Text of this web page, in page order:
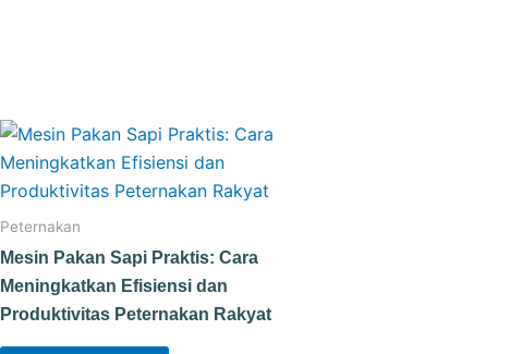
Peternakan
Mesin Pakan Sapi Praktis: Cara
Meningkatkan Efisiensi dan
Produktivitas Peternakan Rakyat